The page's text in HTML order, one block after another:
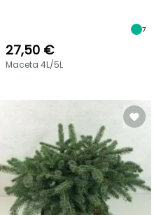
7
27,50 €
Maceta 4L/5L